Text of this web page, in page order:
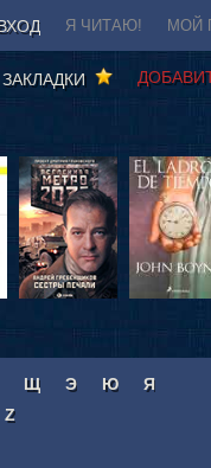
Я ЧИТАЮ! МОЙ
ЗАКЛАДКИ
Щ Э Ю
Я
Z